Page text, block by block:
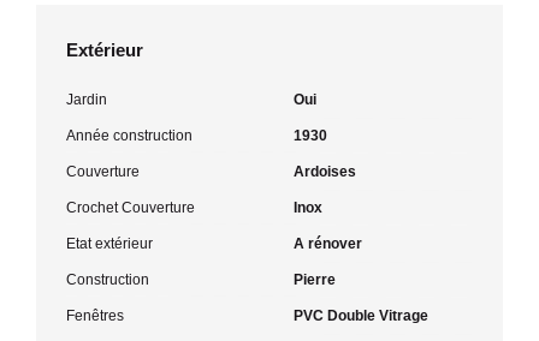
Extérieur
Jardin Oui
Année construction 1930
Couverture Ardoises
Crochet Couverture Inox
Etat extérieur A rénover
Construction Pierre
Fenêtres PVC Double Vitrage